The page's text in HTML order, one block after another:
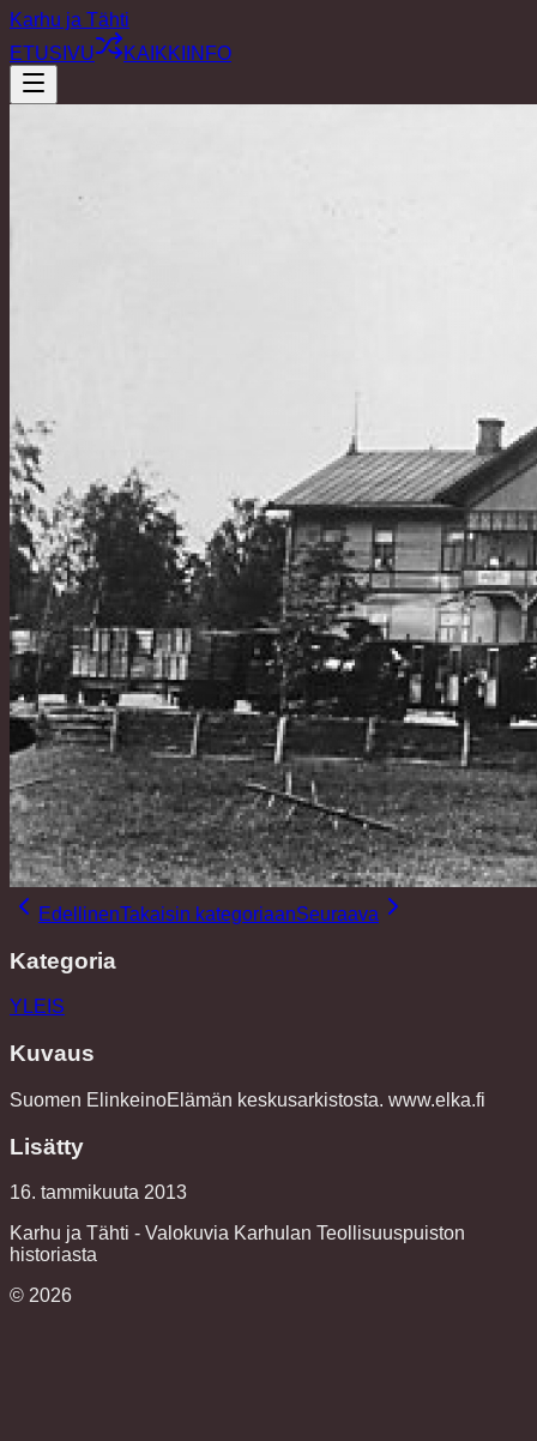
Karhu ja Tähti
ETUSIVU
KAIKKI INFO
EdellinenTakaisin kategoriaanSeuraava
Kategoria
YLEIS
Kuvaus
Suomen ElinkeinoElämän keskusarkistosta. www.elka.fi
Lisätty
16. tammikuuta 2013
Karhu ja Tähti - Valokuvia Karhulan Teollisuuspuiston
historiasta
© 2026